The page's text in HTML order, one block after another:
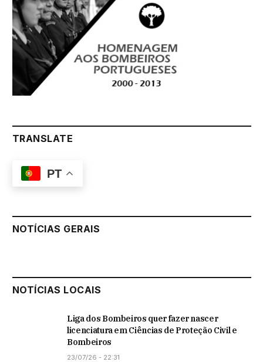
TRANSLATE
PT
NOTÍCIAS GERAIS
NOTÍCIAS LOCAIS
Liga dos Bombeiros quer fazer nascer
licenciatura em Ciências de Proteção Civil e
Bombeiros
23/07/26 - 22:31